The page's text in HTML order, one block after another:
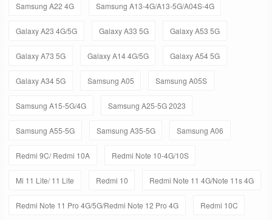
Samsung A22 4G Samsung A13-4G/A13-5G/A04S-4G
Galaxy A23 4G/5G Galaxy A33 5G Galaxy A53 5G
Galaxy A73 5G Galaxy A14 4G/5G Galaxy A54 5G
Galaxy A34 5G Samsung A05 Samsung A05S
Samsung A15-5G/4G Samsung A25-5G 2023
Samsung A55-5G Samsung A35-5G Samsung A06
Redmi 9C/ Redmi 10A Redmi Note 10-4G/10S
Mi 11 Lite/ 11 Lite Redmi 10 Redmi Note 11 4G/Note 11s 4G
Redmi Note 11 Pro 4G/5G/Redmi Note 12 Pro 4G Redmi 10C